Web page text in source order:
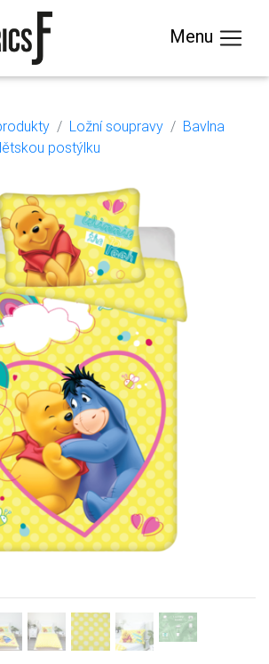
Menu
Ložní soupravy
Bavlna
postýlku